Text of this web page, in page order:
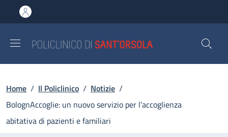
al contenuto principale
to footer content
Briciole di pane
Home / Il Policlinico / Notizie /
BolognAccoglie: un nuovo servizio per l’accoglienza
abitativa di pazienti e familiari